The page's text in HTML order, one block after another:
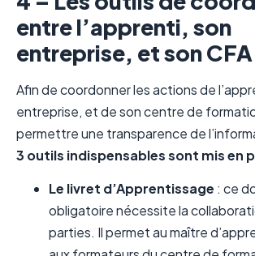
entre l’apprenti, son
entreprise, et son CFA
Afin de coordonner les actions de
entreprise, et de son centre de
permettre une transparence de
3 outils indispensables sont mis en
Le livret d’Apprentissage : ce
obligatoire nécessite la
parties. Il permet au maître